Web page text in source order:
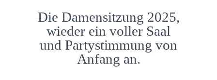
Die Damensitzung 2025,
wieder ein voller Saal
und Partystimmung von
Anfang an.